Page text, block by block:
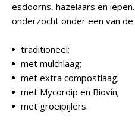
esdoorns, hazelaars en
onderzocht onder een van
traditioneel;
met mulchlaag;
met extra compostlaag;
met Mycordip en Biovin;
met groeipijlers.